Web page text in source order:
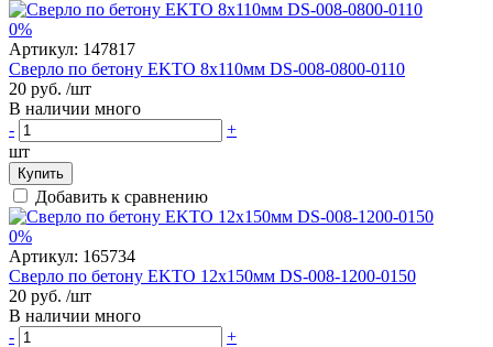
0%
Артикул: 147817
Сверло по бетону EKTO 8х110мм DS-008-0800-0110
20 руб. /шт
В наличии много
-
+
шт
Купить
Добавить к сравнению
0%
Артикул: 165734
Сверло по бетону EKTO 12х150мм DS-008-1200-0150
20 руб. /шт
В наличии много
-
+